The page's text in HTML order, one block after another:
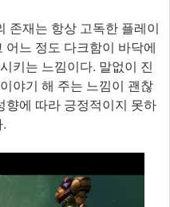
존재는 항상 고독한 플레이
느 정도 다크함이 바닥에
키는 느낌이다. 말없이 진
야기 해 주는 느낌이 괜찮
향에 따라 긍정적이지 못하